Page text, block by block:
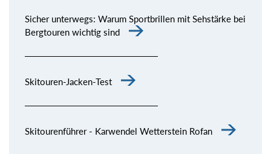
Sicher unterwegs: Warum Sportbrillen mit Sehstärke bei
Bergtouren wichtig sind
Skitouren-Jacken-Test
Skitourenführer - Karwendel Wetterstein Rofan